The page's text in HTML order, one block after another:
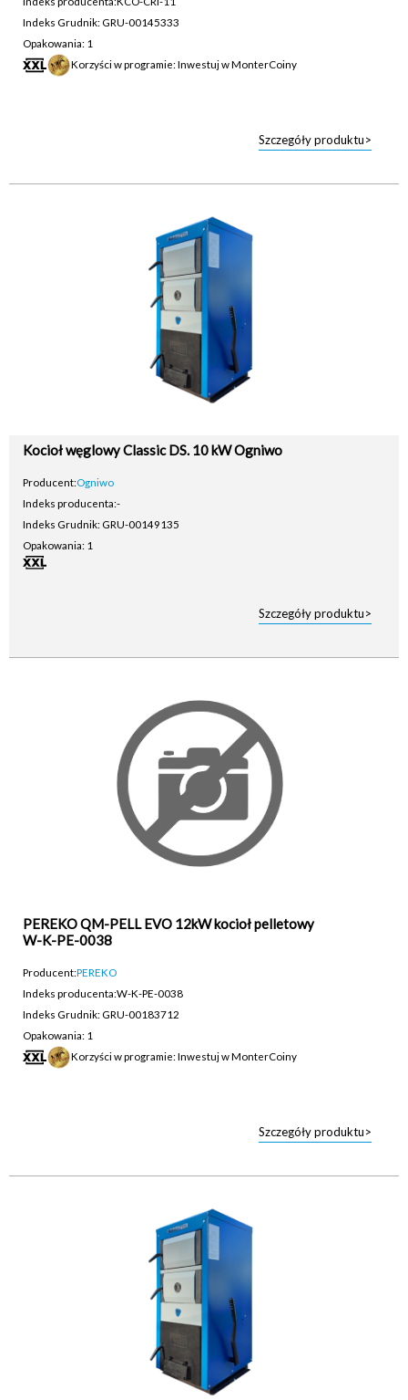
Indeks Grudnik: GRU-00145333
Opakowania: 1
Korzyści w programie: Inwestuj w MonterCoiny
Szczegóły produktu>
Kocioł węglowy Classic DS. 10 kW Ogniwo
Producent:Ogniwo
Indeks producenta:-
Indeks Grudnik: GRU-00149135
Opakowania: 1
Szczegóły produktu>
PEREKO QM-PELL EVO 12kW kocioł pelletowy
W-K-PE-0038
Producent:PEREKO
Indeks producenta:W-K-PE-0038
Indeks Grudnik: GRU-00183712
Opakowania: 1
Korzyści w programie: Inwestuj w MonterCoiny
Szczegóły produktu>